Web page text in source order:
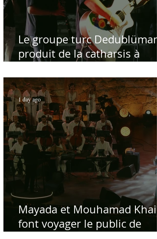
Le groupe turc Dedublüman
produit de la catharsis à
Mayada et Mouhamad
font voyager le public de
1 day ago